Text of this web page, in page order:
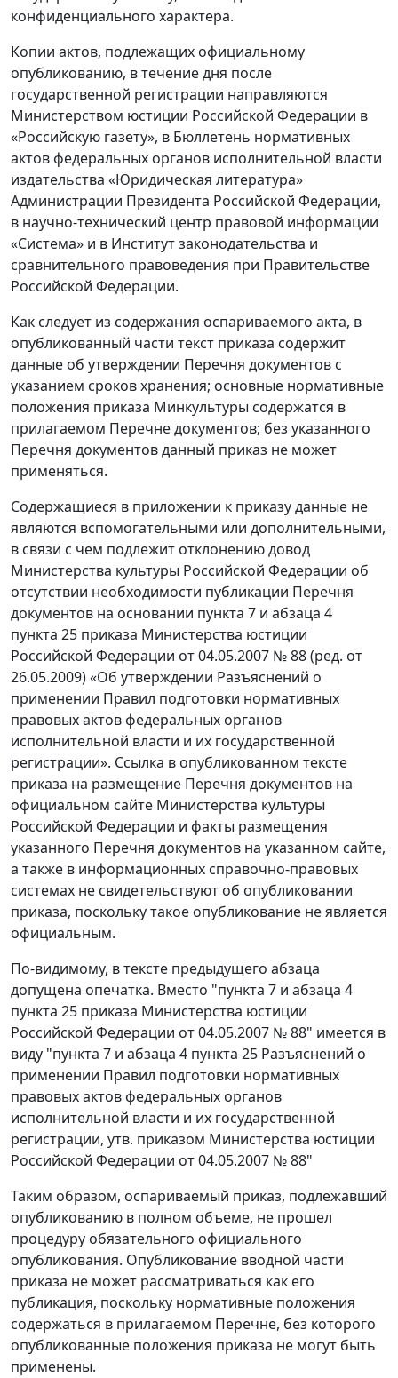
конфиденциального характера.
Копии актов, подлежащих официальному
опубликованию, в течение дня после
государственной регистрации направляются
Министерством юстиции Российской Федерации в
«Российскую газету», в Бюллетень нормативных
актов федеральных органов исполнительной власти
издательства «Юридическая литература»
Администрации Президента Российской Федерации,
в научно-технический центр правовой информации
«Система» и в Институт законодательства и
сравнительного правоведения при Правительстве
Российской Федерации.
Как следует из содержания оспариваемого акта, в
опубликованный части текст приказа содержит
данные об утверждении Перечня документов с
указанием сроков хранения; основные нормативные
положения приказа Минкультуры содержатся в
прилагаемом Перечне документов; без указанного
Перечня документов данный приказ не может
применяться.
Содержащиеся в приложении к приказу данные не
являются вспомогательными или дополнительными,
в связи с чем подлежит отклонению довод
Министерства культуры Российской Федерации об
отсутствии необходимости публикации Перечня
документов на основании пункта 7 и абзаца 4
пункта 25 приказа Министерства юстиции
Российской Федерации от 04.05.2007 № 88 (ред. от
26.05.2009) «Об утверждении Разъяснений о
применении Правил подготовки нормативных
правовых актов федеральных органов
исполнительной власти и их государственной
регистрации». Ссылка в опубликованном тексте
приказа на размещение Перечня документов на
официальном сайте Министерства культуры
Российской Федерации и факты размещения
указанного Перечня документов на указанном сайте,
а также в информационных справочно-правовых
системах не свидетельствуют об опубликовании
приказа, поскольку такое опубликование не является
официальным.
По-видимому, в тексте предыдущего абзаца
допущена опечатка. Вместо "пункта 7 и абзаца 4
пункта 25 приказа Министерства юстиции
Российской Федерации от 04.05.2007 № 88" имеется в
виду "пункта 7 и абзаца 4 пункта 25 Разъяснений о
применении Правил подготовки нормативных
правовых актов федеральных органов
исполнительной власти и их государственной
регистрации, утв. приказом Министерства юстиции
Российской Федерации от 04.05.2007 № 88"
Таким образом, оспариваемый приказ, подлежавший
опубликованию в полном объеме, не прошел
процедуру обязательного официального
опубликования. Опубликование вводной части
приказа не может рассматриваться как его
публикация, поскольку нормативные положения
содержаться в прилагаемом Перечне, без которого
опубликованные положения приказа не могут быть
применены.